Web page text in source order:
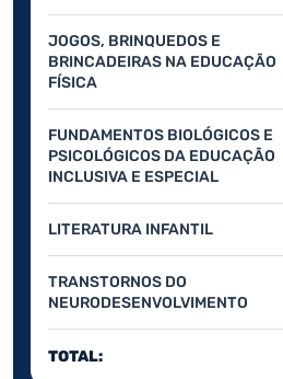
JOGOS, BRINQUEDOS E
BRINCADEIRAS NA EDUCAÇÃO
FÍSICA
FUNDAMENTOS BIOLÓGICOS E
PSICOLÓGICOS DA EDUCAÇÃO
INCLUSIVA E ESPECIAL
LITERATURA INFANTIL
TRANSTORNOS DO
NEURODESENVOLVIMENTO
TOTAL: